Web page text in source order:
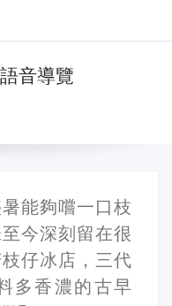
語音導覽
能夠嚐一口枝
今深刻留在很
仔冰店，三代
多香濃的古早